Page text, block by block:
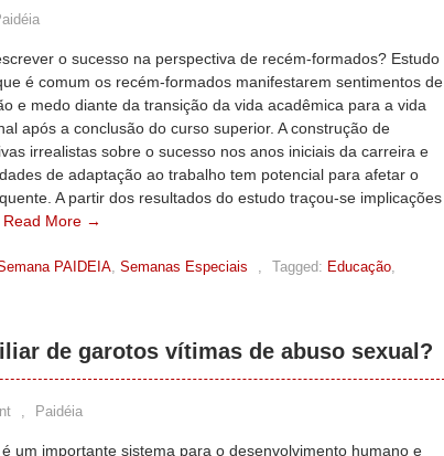
o sucesso na perspectiva de recém-formados? Estudo
é comum os recém-formados manifestarem sentimentos de
e medo diante da transição da vida acadêmica para a vida
após a conclusão do curso superior. A construção de
irrealistas sobre o sucesso nos anos iniciais da carreira e
de adaptação ao trabalho tem potencial para afetar o
A partir dos resultados do estudo traçou-se implicações
Read More →
PAIDEIA, Semanas Especiais , Tagged: Educação,
de garotos vítimas de abuso sexual?
, Paidéia
um importante sistema para o desenvolvimento humano e